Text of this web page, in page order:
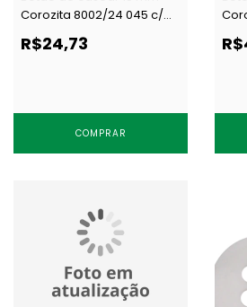
Corozita 8002/24 045 c/
144 un
R$24,73
COMPRAR
144